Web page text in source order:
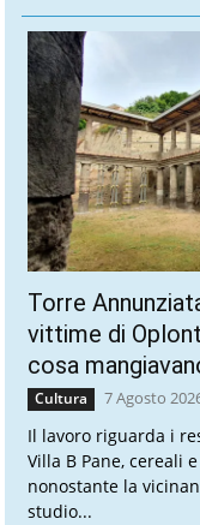
Torre
vittime di
cosa
Cultura 7 Agosto
Il lavoro riguarda i
Villa B Pane, cereali
nonostante la
studio...